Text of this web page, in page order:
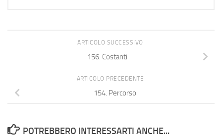
ARTICOLO SUCCESSIVO
156. Costanti
ARTICOLO PRECEDENTE
154. Percorso
POTREBBERO INTERESSARTI ANCHE...